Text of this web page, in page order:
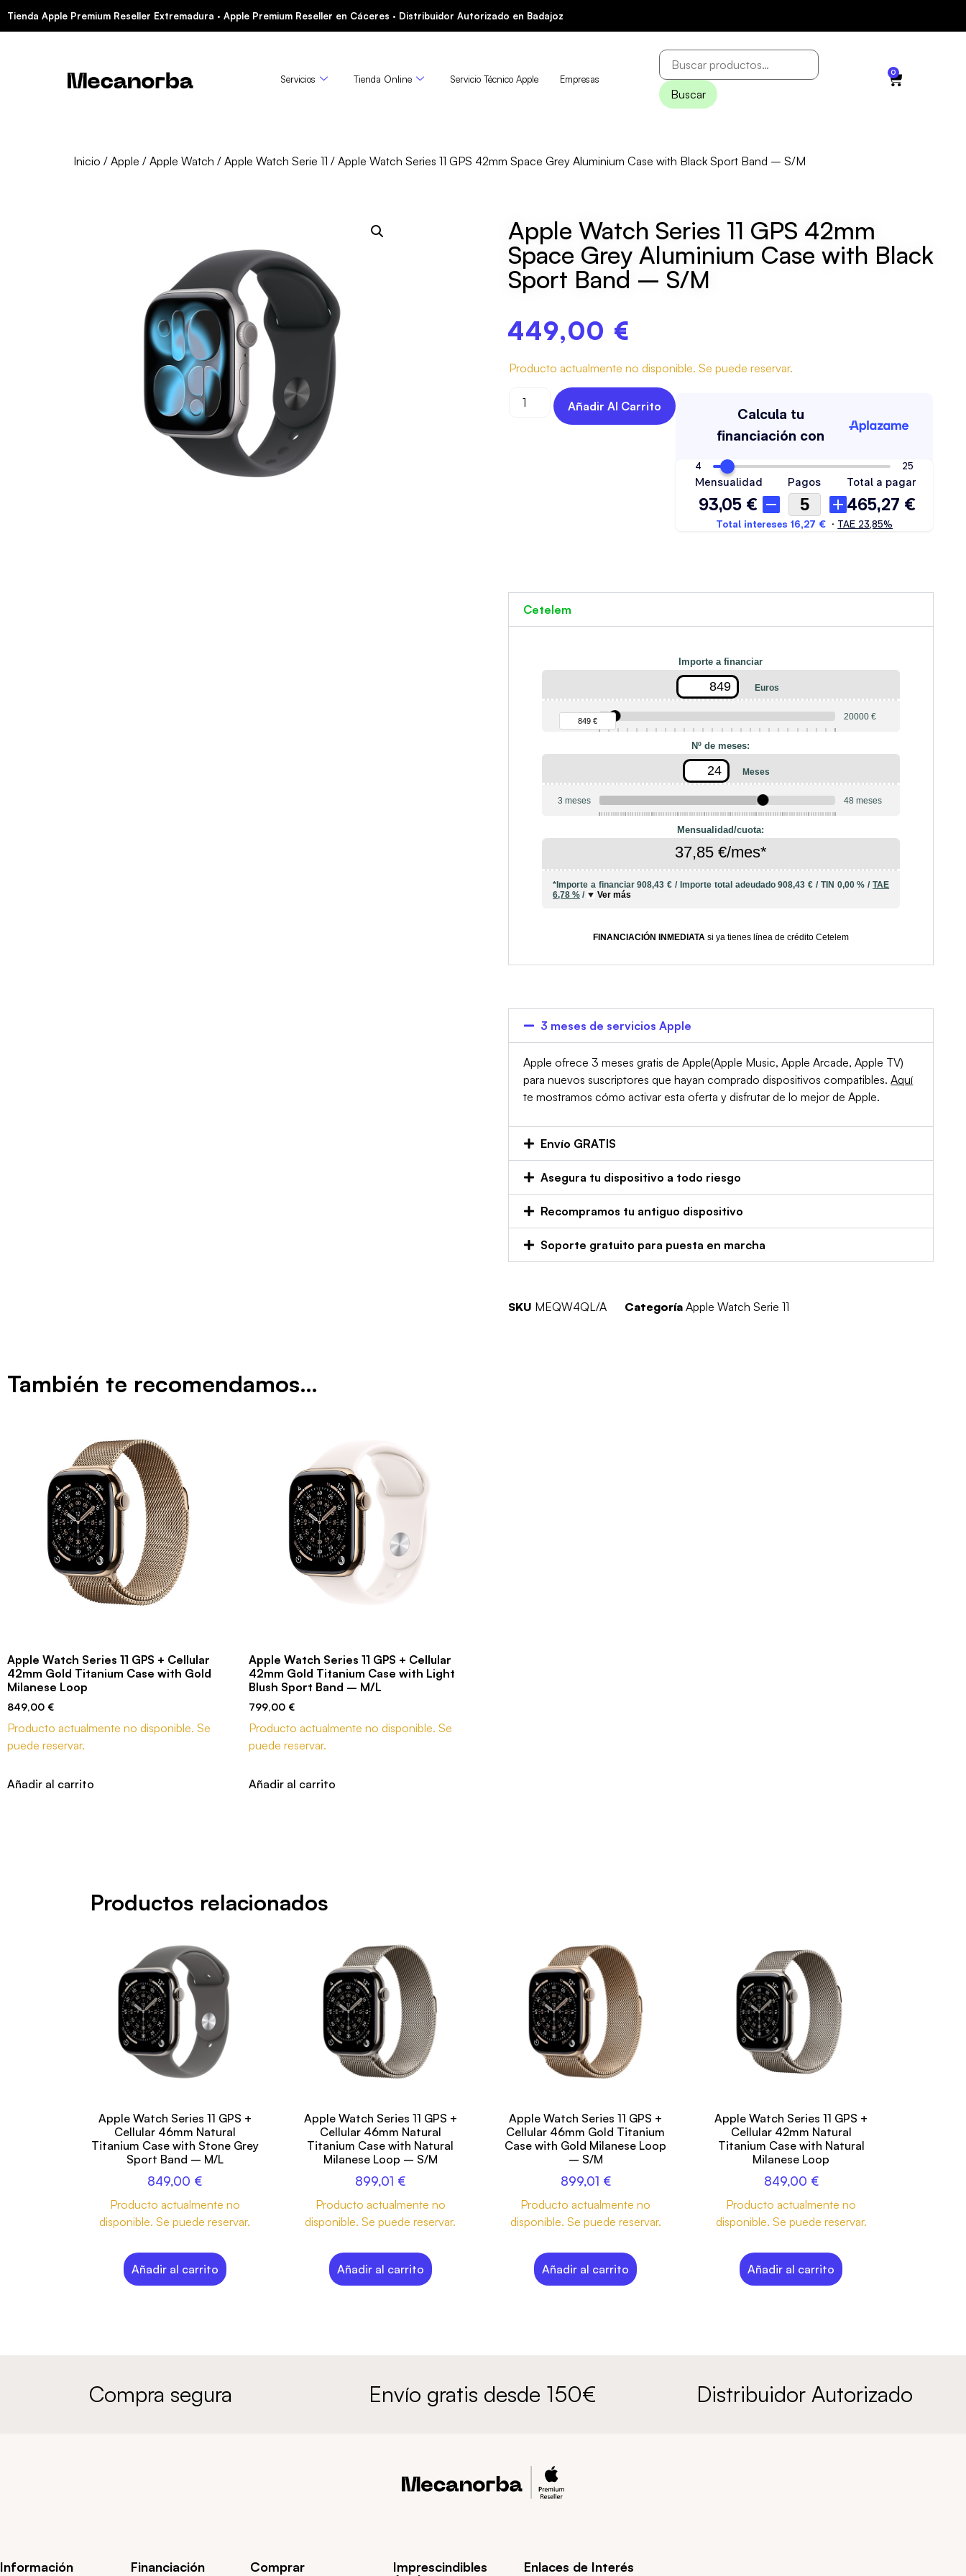
Tienda Apple Premium Reseller Extremadura · Apple Premium Reseller en Cáceres · Distribuidor Autorizado en Badajoz
Servicios Tienda Online Servicio Técnico Apple Empresas
Buscar
0
Inicio / Apple / Apple Watch / Apple Watch Serie 11 / Apple Watch Series 11 GPS 42mm Space Grey Aluminium Case with Black Sport Band – S/M
Apple Watch Series 11 GPS 42mm
Space Grey Aluminium Case with Black
Sport Band – S/M
449,00 €
Producto actualmente no disponible. Se puede reservar.
Añadir Al Carrito
Cetelem
Importe a financiar
Euros
90 €
849 € 20000 €
Nº de meses:
Meses
3 meses 48 meses
Mensualidad/cuota:
37,85 €/mes*
*Importe a financiar908,43 € / Importe total adeudado908,43 € / TIN 0,00 % /TAE
6,78 %/ Ver más
FINANCIACIÓN INMEDIATAsi ya tienes línea de crédito Cetelem
3 meses de servicios Apple
Apple ofrece 3 meses gratis de Apple(Apple Music, Apple Arcade, Apple TV)
para nuevos suscriptores que hayan comprado dispositivos compatibles.Aquí
te mostramos cómo activar esta oferta y disfrutar de lo mejor de Apple.
Envío GRATIS
Asegura tu dispositivo a todo riesgo
Recompramos tu antiguo dispositivo
Soporte gratuito para puesta en marcha
SKU MEQW4QL/A Categoría Apple Watch Serie 11
También te recomendamos…
Apple Watch Series 11 GPS + Cellular
42mm Gold Titanium Case with Gold
Milanese Loop
849,00 €
Producto actualmente no disponible. Se
puede reservar.
Añadir al carrito
Apple Watch Series 11 GPS + Cellular
42mm Gold Titanium Case with Light
Blush Sport Band – M/L
799,00 €
Producto actualmente no disponible. Se
puede reservar.
Añadir al carrito
Productos relacionados
Apple Watch Series 11 GPS +
Cellular 46mm Natural
Titanium Case with Stone Grey
Sport Band – M/L
849,00 €
Producto actualmente no
disponible. Se puede reservar.
Añadir al carrito
Apple Watch Series 11 GPS +
Cellular 46mm Natural
Titanium Case with Natural
Milanese Loop – S/M
899,01 €
Producto actualmente no
disponible. Se puede reservar.
Añadir al carrito
Apple Watch Series 11 GPS +
Cellular 46mm Gold Titanium
Case with Gold Milanese Loop
– S/M
899,01 €
Producto actualmente no
disponible. Se puede reservar.
Añadir al carrito
Apple Watch Series 11 GPS +
Cellular 42mm Natural
Titanium Case with Natural
Milanese Loop
849,00 €
Producto actualmente no
disponible. Se puede reservar.
Añadir al carrito
Compra segura Envío gratis desde 150€ Distribuidor Autorizado
Información Financiación Comprar
Imprescindibles
Enlaces de Interés